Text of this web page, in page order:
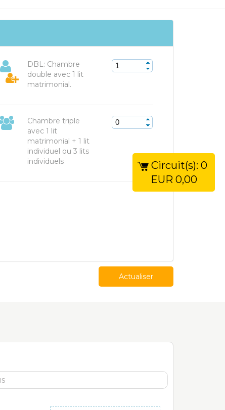
DBL: Chambre
double avec 1 lit
matrimonial.
Chambre triple
avec 1 lit
matrimonial + 1 lit
individuel ou 3 lits
individuels
Actualiser
Circuit(s): 0
EUR 0,00